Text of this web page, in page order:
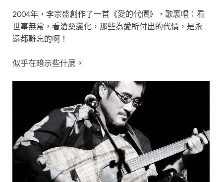
2004年，李宗盛創作了一首《愛的代價》，歌裏唱：看
世事無常，看滄桑變化，那些為愛所付出的代價，是永
遠都難忘的啊！
似乎在暗示些什麼。